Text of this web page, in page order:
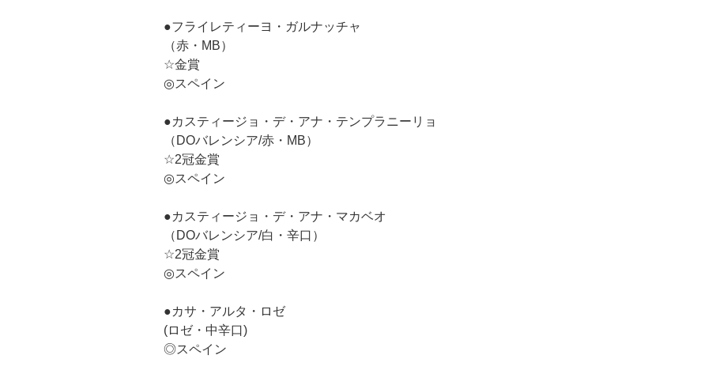
●フライレティーヨ・ガルナッチャ
（赤・MB）
☆金賞
◎スペイン
●カスティージョ・デ・アナ・テンプラニーリョ
（DOバレンシア/赤・MB）
☆2冠金賞
◎スペイン
●カスティージョ・デ・アナ・マカベオ
（DOバレンシア/白・辛口）
☆2冠金賞
◎スペイン
●カサ・アルタ・ロゼ
(ロゼ・中辛口)
◎スペイン